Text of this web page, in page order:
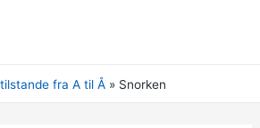
fra A til Å Snorken